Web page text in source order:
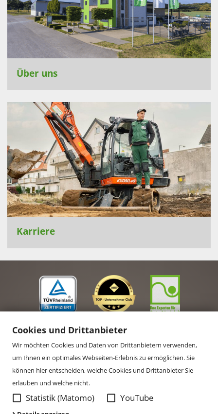
Cookies und Drittanbieter
Wir möchten Cookies und Daten von Drittanbietern verwenden,
um Ihnen ein optimales Webseiten-Erlebnis zu ermöglichen. Sie
können hier entscheiden, welche Cookies und Drittanbieter Sie
erlauben und welche nicht.
Statistik (Matomo) YouTube
Über uns
Karriere